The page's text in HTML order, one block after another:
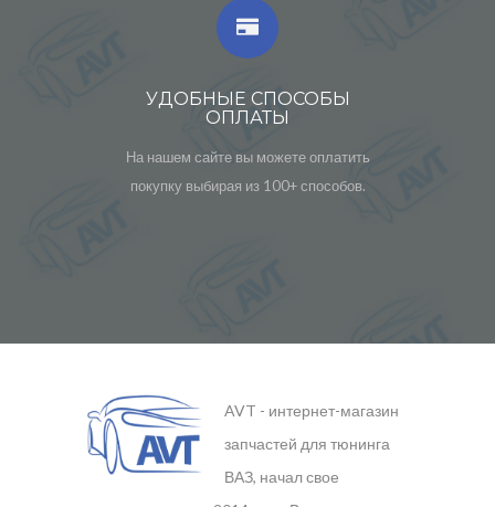
УДОБНЫЕ СПОСОБЫ
ОПЛАТЫ
На нашем сайте вы можете оплатить
покупку выбирая из 100+ способов.
AVT - интернет-магазин
запчастей для тюнинга
ВАЗ, начал свое